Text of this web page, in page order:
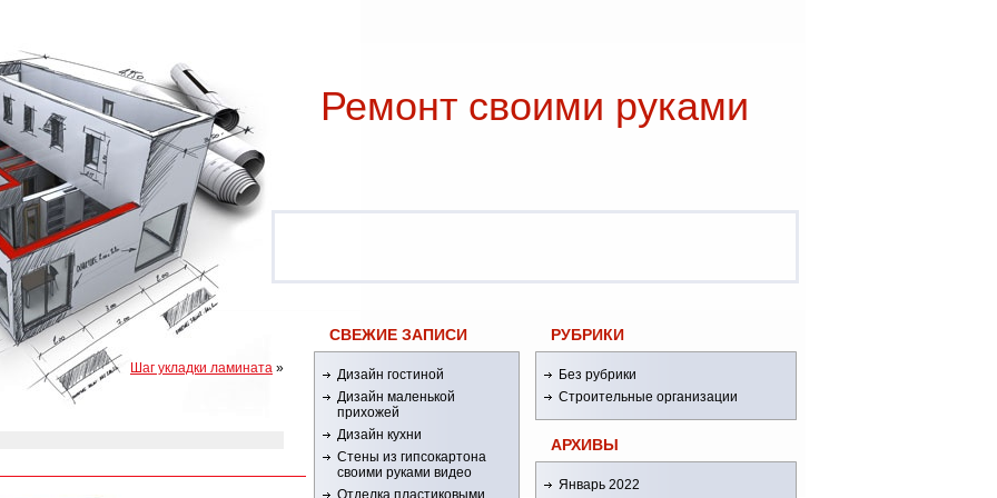
Ремонт cвоими руками
Шаг укладки ламината »
СВЕЖИЕ ЗАПИСИ
Дизайн гостиной
Дизайн маленькой
прихожей
Дизайн кухни
Стены из гипсокартона
своими руками видео
Отделка пластиковыми
РУБРИКИ
Без рубрики
Строительные организации
АРХИВЫ
Январь 2022